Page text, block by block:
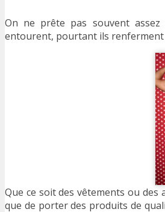
On ne prête pas souvent assez
entourent, pourtant ils renferment
Que ce soit des vêtements ou
que de porter des produits de